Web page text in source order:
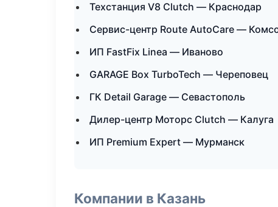
Техстанция V8 Clutch — Краснодар
Сервис-центр Route AutoCare —
ИП FastFix Linea — Иваново
GARAGE Box TurboTech — Череповец
ГК Detail Garage — Севастополь
Дилер-центр Моторс Clutch — Калуга
ИП Premium Expert — Мурманск
Компании в Казань